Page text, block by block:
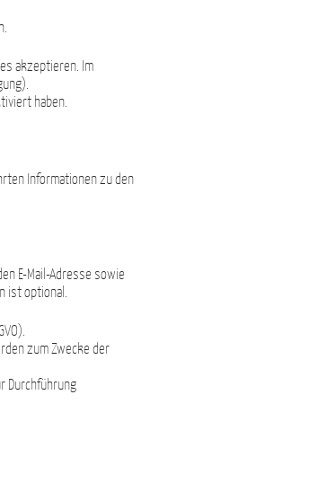
akzeptieren. Im
haben.
Informationen zu den
E-Mail-Adresse sowie
ist optional.
zum Zwecke der
Durchführung